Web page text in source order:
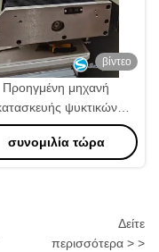
βίντεο
Προηγμένη μηχανή
ψυκτικών
Μέγεθος
Πνευματικό σύστημα
συνομιλία τώρα
Δείτε
περισσότερα > >